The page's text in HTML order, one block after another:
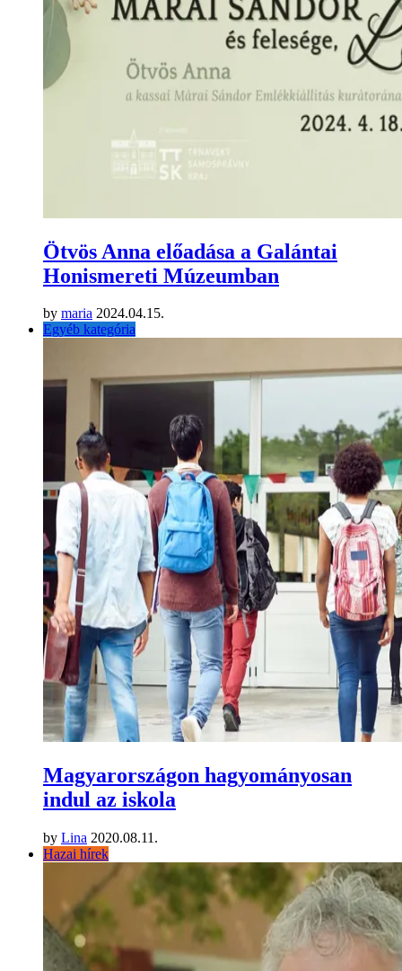
Ötvös Anna előadása a Galántai
Honismereti Múzeumban
by maria 2024.04.15.
Egyéb kategória
Magyarországon hagyományosan
indul az iskola
by Lina 2020.08.11.
Hazai hírek